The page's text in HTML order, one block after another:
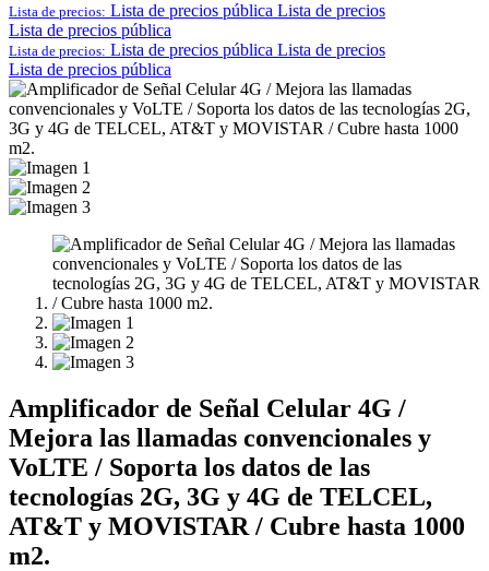
Lista de precios: Lista de precios pública Lista de precios
Lista de precios pública
Lista de precios: Lista de precios pública Lista de precios
Lista de precios pública
Amplificador de Señal Celular 4G /
Mejora las llamadas convencionales y
VoLTE / Soporta los datos de las
tecnologías 2G, 3G y 4G de TELCEL,
AT&T y MOVISTAR / Cubre hasta 1000
m2.